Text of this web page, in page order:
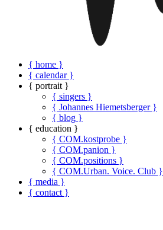
{ home }
{ calendar }
{ portrait }
{ singers }
{ Johannes Hiemetsberger }
{ blog }
{ education }
{ COM.kostprobe }
{ COM.panion }
{ COM.positions }
{ COM.Urban. Voice. Club }
{ media }
{ contact }